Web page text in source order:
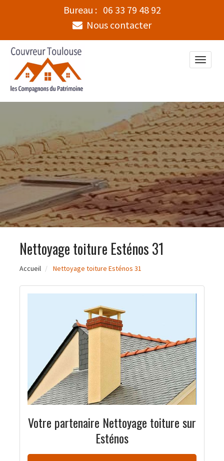
Bureau : 06 33 79 48 92
Nous contacter
Toggle
Nettoyage toiture Esténos 31
Accueil Nettoyage toiture Esténos 31
Votre partenaire Nettoyage toiture sur
Esténos